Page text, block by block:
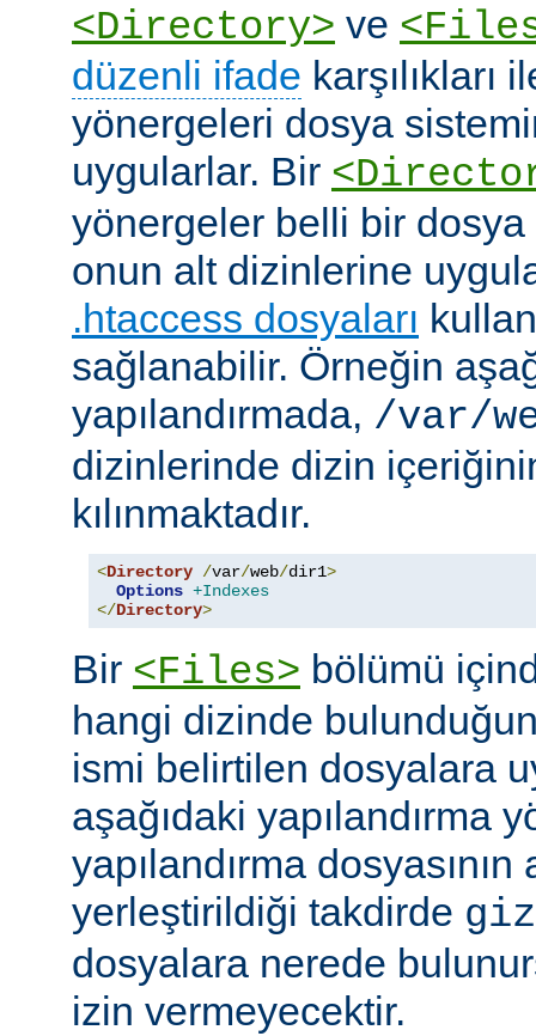
<Directory> ve
düzenli ifade karşılıkları
yönergeleri dosya
uygularlar. Bir
yönergeler belli bir
onun alt dizinlerine
.htaccess dosyaları
sağlanabilir. Örneğin
yapılandırmada, /var/
dizinlerinde dizin
kılınmaktadır.
<Directory /var/web/dir1>
Options +Indexes
</Directory>
Bir <Files> bölümü
hangi dizinde
ismi belirtilen dosyalara
aşağıdaki yapılandırma
yapılandırma
yerleştirildiği takdirde
dosyalara nerede
izin vermeyecektir.